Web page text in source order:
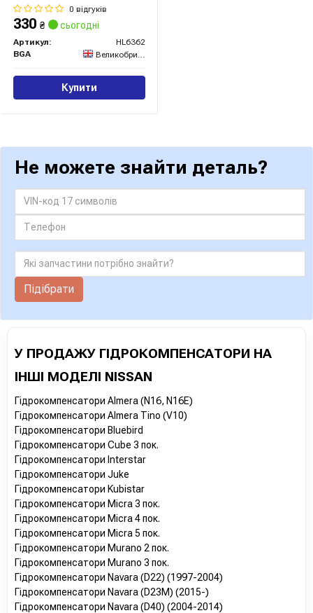
0 відгуків
330 ₴ сьогодні
Артикул:
HL6362
BGA
Великобританія
Купити
Не можете знайти деталь?
Підібрати
У ПРОДАЖУ ГІДРОКОМПЕНСАТОРИ НА
ІНШІ МОДЕЛІ NISSAN
Гідрокомпенсатори Almera (N16, N16E)
Гідрокомпенсатори Almera Tino (V10)
Гідрокомпенсатори Bluebird
Гідрокомпенсатори Cube 3 пок.
Гідрокомпенсатори Interstar
Гідрокомпенсатори Juke
Гідрокомпенсатори Kubistar
Гідрокомпенсатори Micra 3 пок.
Гідрокомпенсатори Micra 4 пок.
Гідрокомпенсатори Micra 5 пок.
Гідрокомпенсатори Murano 2 пок.
Гідрокомпенсатори Murano 3 пок.
Гідрокомпенсатори Navara (D22) (1997-2004)
Гідрокомпенсатори Navara (D23M) (2015-)
Гідрокомпенсатори Navara (D40) (2004-2014)